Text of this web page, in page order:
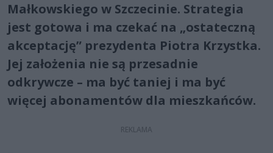
Małkowskiego w Szczecinie. Strategia
jest gotowa i ma czekać na „ostateczną
akceptację” prezydenta Piotra Krzystka.
Jej założenia nie są przesadnie
odkrywcze – ma być taniej i ma być
więcej abonamentów dla mieszkańców.